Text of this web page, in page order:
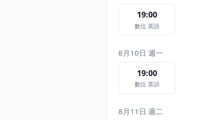
19:00
數位 英語
8月10日 週一
19:00
數位 英語
8月11日 週二